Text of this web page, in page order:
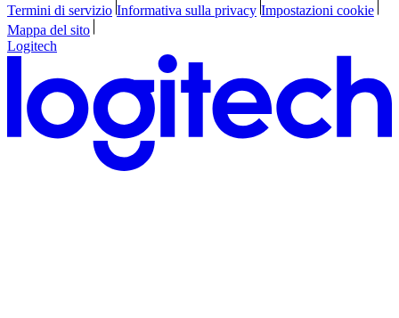
Termini di servizio Informativa sulla privacy Impostazioni cookie
Mappa del sito
Logitech